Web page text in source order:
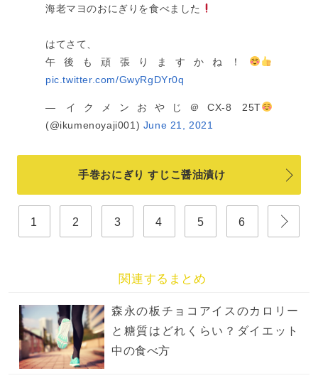
海老マヨのおにぎりを食べました
はてさて、
午後も頑張りますかね！
pic.twitter.com/GwyRgDYr0q
— イクメンおやじ＠CX-8 25T
(@ikumenoyaji001) June 21, 2021
手巻おにぎり すじこ醤油漬け
1 2 3 4 5 6
関連するまとめ
森永の板チョコアイスのカロリー
と糖質はどれくらい？ダイエット
中の食べ方